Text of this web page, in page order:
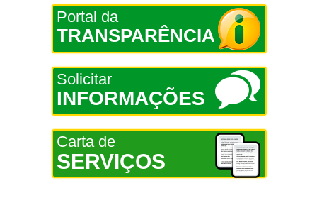
Portal da
TRANSPARÊNCIA
Solicitar
INFORMAÇÕES
Carta de
SERVIÇOS